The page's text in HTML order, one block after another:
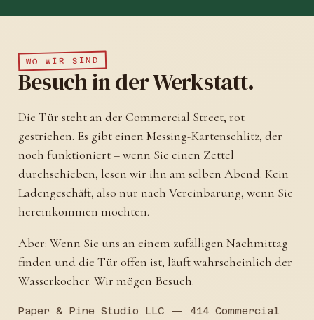
WO WIR SIND
Besuch in der Werkstatt.
Die Tür steht an der Commercial Street, rot
gestrichen. Es gibt einen Messing-Kartenschlitz, der
noch funktioniert – wenn Sie einen Zettel
durchschieben, lesen wir ihn am selben Abend. Kein
Ladengeschäft, also nur nach Vereinbarung, wenn Sie
hereinkommen möchten.
Aber: Wenn Sie uns an einem zufälligen Nachmittag
finden und die Tür offen ist, läuft wahrscheinlich der
Wasserkocher. Wir mögen Besuch.
Paper & Pine Studio LLC — 414 Commercial